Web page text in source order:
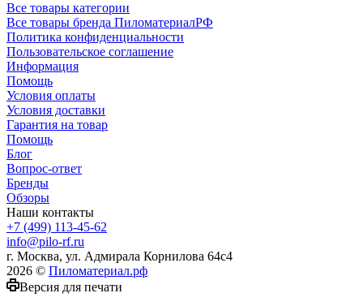
Все товары категории
Все товары бренда ПиломатериалРФ
Политика конфиденциальности
Пользовательское соглашение
Информация
Помощь
Условия оплаты
Условия доставки
Гарантия на товар
Помощь
Блог
Вопрос-ответ
Бренды
Обзоры
Наши контакты
+7 (499) 113-45-62
info@pilo-rf.ru
г. Москва, ул. Адмирала Корнилова 64с4
2026 © Пиломатериал.рф
Версия для печати